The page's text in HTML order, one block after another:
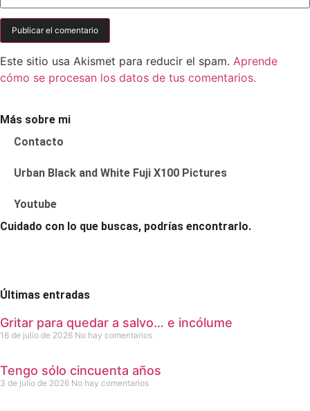
Este sitio usa Akismet para reducir el spam. Aprende
cómo se procesan los datos de tus comentarios.
Más sobre mi
Contacto
Urban Black and White Fuji X100 Pictures
Youtube
Cuidado con lo que buscas, podrías encontrarlo.
Últimas entradas
Gritar para quedar a salvo… e incólume
16 de julio de 2026 No hay comentarios
Tengo sólo cincuenta años
3 de julio de 2026 No hay comentarios